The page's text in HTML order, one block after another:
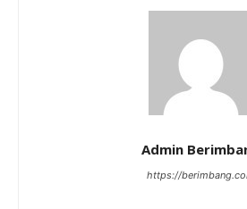
Admin
https://